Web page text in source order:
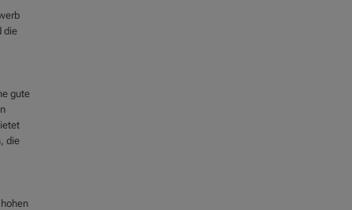
die
gute
die